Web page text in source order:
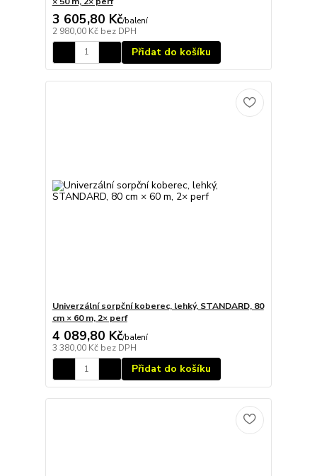
3 605,80 Kč/balení
2 980,00 Kč bez DPH
Přidat do košíku
Univerzální sorpční koberec, lehký, STANDARD, 80
cm × 60 m, 2× perf
4 089,80 Kč/balení
3 380,00 Kč bez DPH
Přidat do košíku